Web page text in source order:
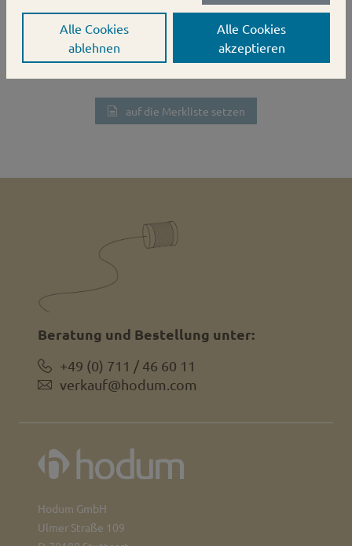
Durchmesser:
82 mm
auf die Merkliste setzen
Hodum GmbH
Ulmer Straße 109
Beratung und Bestellung unter:
+49 (0) 711 / 46 60 11
verkauf@hodum.com
Alle Cookies
ablehnen
Alle Cookies
akzeptieren